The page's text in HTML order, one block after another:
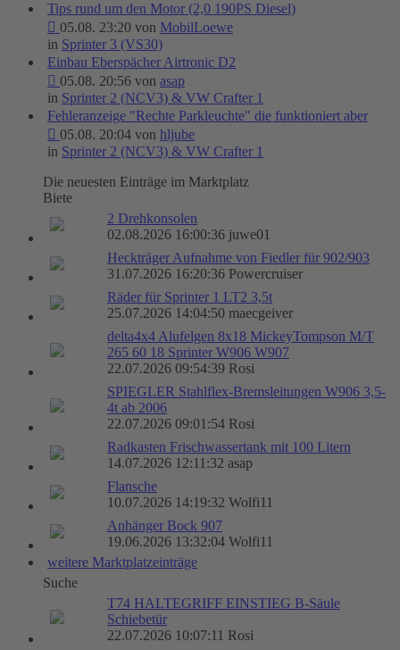
Tips rund um den Motor (2,0 190PS Diesel)
05.08. 23:20 von MobilLoewe
in Sprinter 3 (VS30)
Einbau Eberspächer Airtronic D2
05.08. 20:56 von asap
in Sprinter 2 (NCV3) & VW Crafter 1
Fehleranzeige "Rechte Parkleuchte" die funktioniert aber
05.08. 20:04 von hljube
in Sprinter 2 (NCV3) & VW Crafter 1
Die neuesten Einträge im Marktplatz
Biete
2 Drehkonsolen
02.08.2026 16:00:36 juwe01
Heckträger Aufnahme von Fiedler für 902/903
31.07.2026 16:20:36 Powercruiser
Räder für Sprinter 1 LT2 3,5t
25.07.2026 14:04:50 maecgeiver
delta4x4 Alufelgen 8x18 MickeyTompson M/T
265 60 18 Sprinter W906 W907
22.07.2026 09:54:39 Rosi
SPIEGLER Stahlflex-Bremsleitungen W906 3,5-
4t ab 2006
22.07.2026 09:01:54 Rosi
Radkasten Frischwassertank mit 100 Litern
14.07.2026 12:11:32 asap
Flansche
10.07.2026 14:19:32 Wolfi11
Anhänger Bock 907
19.06.2026 13:32:04 Wolfi11
weitere Marktplatzeinträge
Suche
T74 HALTEGRIFF EINSTIEG B-Säule
Schiebetür
22.07.2026 10:07:11 Rosi